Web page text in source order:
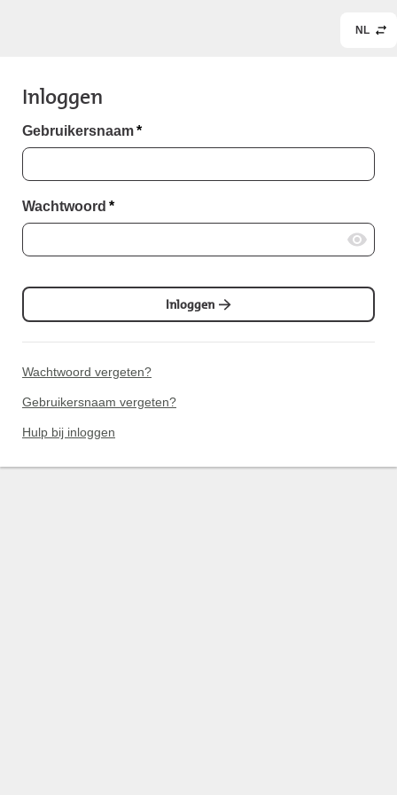
NL
Inloggen
Gebruikersnaam*
Wachtwoord *
Inloggen
Wachtwoord vergeten?
Gebruikersnaam vergeten?
Hulp bij inloggen